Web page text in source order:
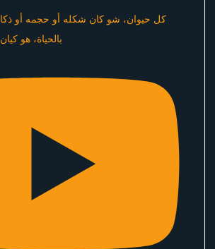
كل حيوان، شو كان شكله أو حجمه أو
بالحياة، هو